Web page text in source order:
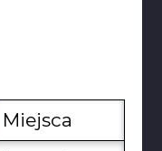
Miejsca